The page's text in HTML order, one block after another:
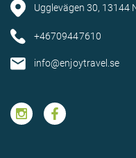
Ugglevägen 30, 13144
+46709447610
info@enjoytravel.se